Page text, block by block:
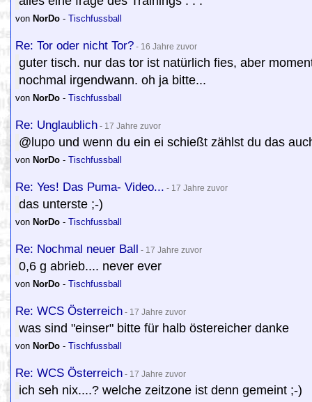
von NorDo - Tischfussball
Re: Tor oder nicht Tor? - 16 Jahre zuvor
guter tisch. nur das tor ist natürlich fies, aber
nochmal irgendwann. oh ja bitte...
von NorDo - Tischfussball
Re: Unglaublich - 17 Jahre zuvor
@lupo und wenn du ein ei schießt zählst du das
von NorDo - Tischfussball
Re: Yes! Das Puma- Video... - 17 Jahre zuvor
das unterste ;-)
von NorDo - Tischfussball
Re: Nochmal neuer Ball - 17 Jahre zuvor
0,6 g abrieb.... never ever
von NorDo - Tischfussball
Re: WCS Österreich - 17 Jahre zuvor
was sind "einser" bitte für halb östereicher danke
von NorDo - Tischfussball
Re: WCS Österreich - 17 Jahre zuvor
ich seh nix....? welche zeitzone ist denn gemeint ;-)